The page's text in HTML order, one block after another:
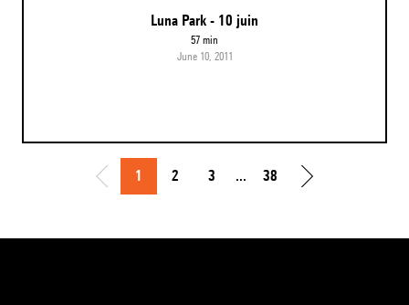
Luna Park - 10 juin
57 min
June 10, 2011
1 2 3 ... 38